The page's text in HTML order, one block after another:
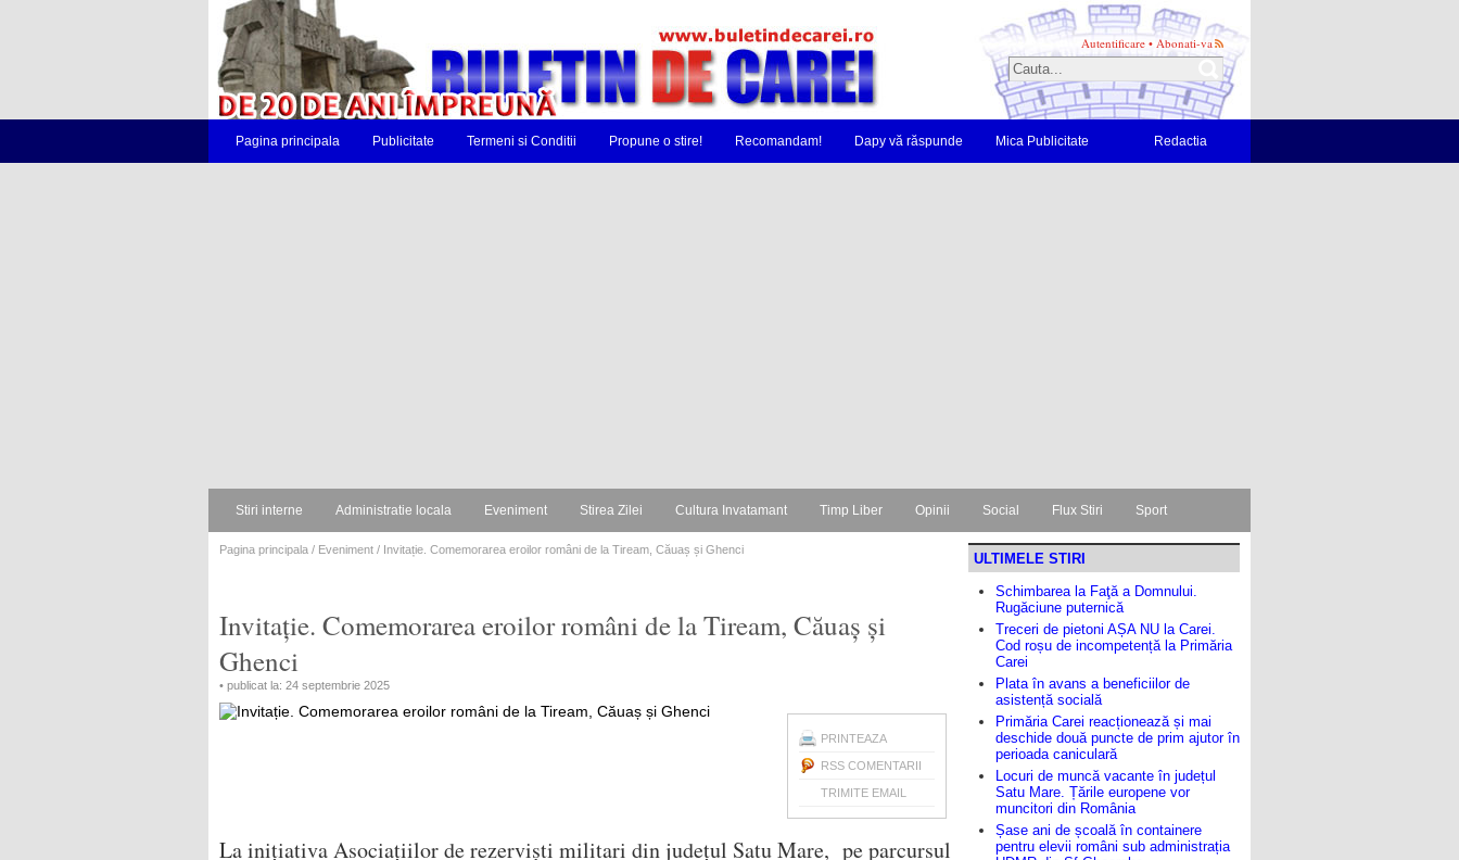
Autentificare • Abonati-va
Pagina principala Publicitate Termeni si Conditii Propune o stire! Recomandam! Dapy vă răspunde Mica Publicitate Redactia
Stiri interne Administratie locala Eveniment Stirea Zilei Cultura Invatamant Timp Liber Opinii Social Flux Stiri Sport
Pagina principala / Eveniment / Invitație. Comemorarea eroilor români de la Tiream, Căuaș și Ghenci
Invitație. Comemorarea eroilor români de la Tiream, Căuaș și
Ghenci
• publicat la: 24 septembrie 2025
PRINTEAZA
RSS COMENTARII
TRIMITE EMAIL
La inițiativa Asociațiilor de rezerviști militari din județul Satu Mare, pe parcursul
ULTIMELE STIRI
Schimbarea la Faţă a Domnului.
Rugăciune puternică
Treceri de pietoni AȘA NU la Carei.
Cod roșu de incompetență la Primăria
Carei
Plata în avans a beneficiilor de
asistență socială
Primăria Carei reacționează și mai
deschide două puncte de prim ajutor în
perioada caniculară
Locuri de muncă vacante în județul
Satu Mare. Țările europene vor
muncitori din România
Șase ani de școală în containere
pentru elevii români sub administrația